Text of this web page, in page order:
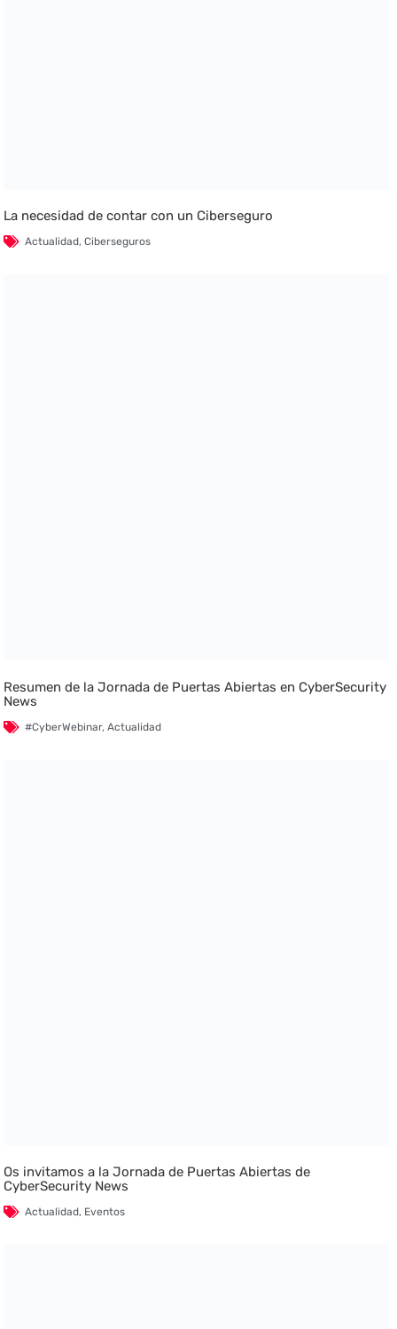
La necesidad de contar con un Ciberseguro
Actualidad,Ciberseguros
Resumen de la Jornada de Puertas Abiertas en CyberSecurity
News
#CyberWebinar,Actualidad
Os invitamos a la Jornada de Puertas Abiertas de
CyberSecurity News
Actualidad, Eventos